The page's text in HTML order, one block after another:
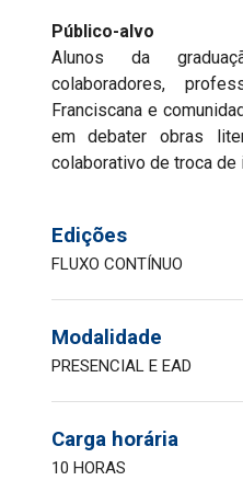
Público-alvo
Alunos da
colaboradores,
Franciscana e
em debater obras
colaborativo de troca de
Edições
FLUXO CONTÍNUO
Modalidade
PRESENCIAL E EAD
Carga horária
10 HORAS